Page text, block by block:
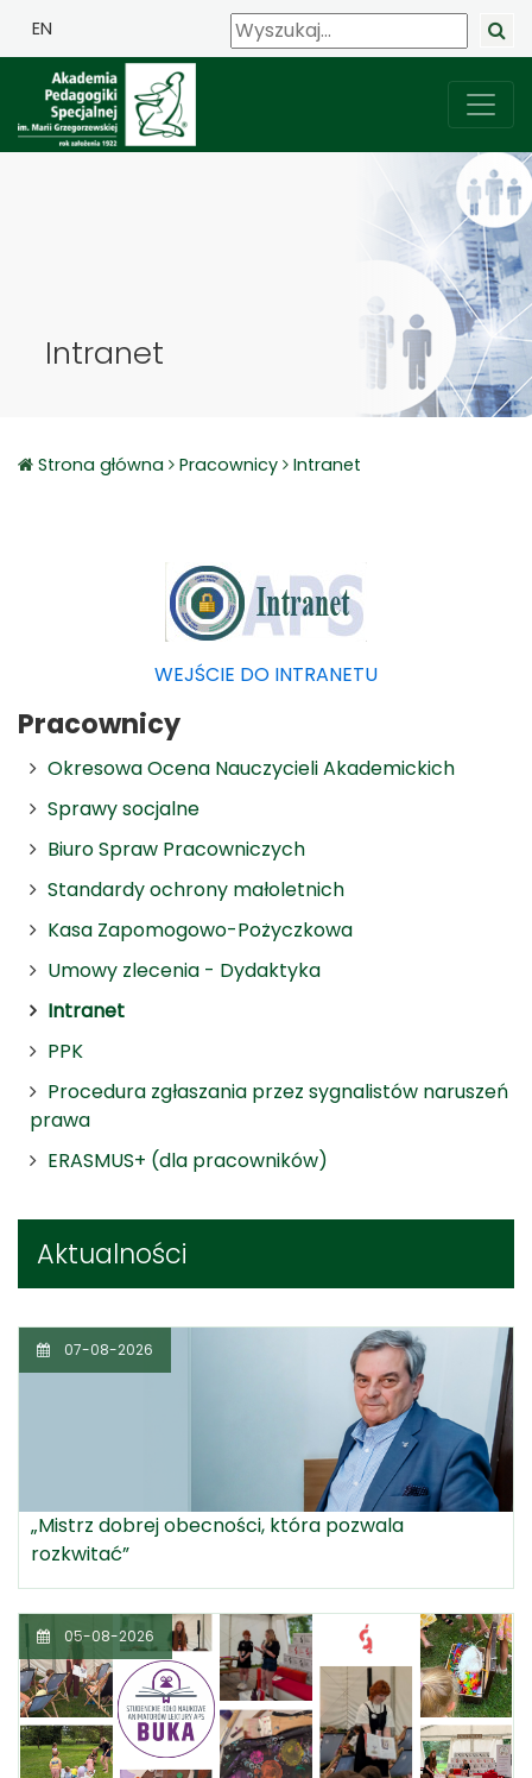
EN
Intranet
Strona główna Pracownicy Intranet
Pracownicy
Okresowa Ocena Nauczycieli Akademickich
Sprawy socjalne
Biuro Spraw Pracowniczych
Standardy ochrony małoletnich
Kasa Zapomogowo-Pożyczkowa
Umowy zlecenia - Dydaktyka
Intranet
PPK
Procedura zgłaszania przez sygnalistów naruszeń
prawa
ERASMUS+ (dla pracowników)
Aktualności
07-08-2026
„Mistrz dobrej obecności, która pozwala
rozkwitać”
05-08-2026
WEJŚCIE DO INTRANETU